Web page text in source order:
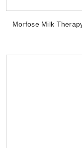
Morfose Milk